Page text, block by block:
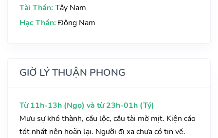
Tài Thần: Tây Nam
Hạc Thần: Đông Nam
GIỜ LÝ THUẬN PHONG
Từ 11h-13h (Ngọ) và từ 23h-01h (Tý)
Mưu sự khó thành, cầu lộc, cầu tài mờ mịt. Kiện cáo
tốt nhất nên hoãn lại. Người đi xa chưa có tin về.